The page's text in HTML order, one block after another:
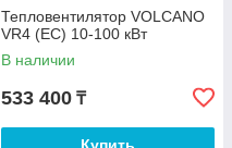
Тепловентилятор VOLCANO
VR4 (EC) 10-100 кВт
В наличии
533 400 ₸